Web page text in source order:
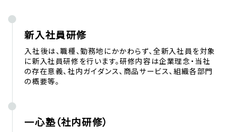
新入社員研修
入社後は、職種、勤務地にかかわらず、全新入社員を対象
に新入社員研修を行います。研修内容は企業理念・当社
の存在意義、社内ガイダンス、商品サービス、組織各部門
の概要等。
一心塾（社内研修）